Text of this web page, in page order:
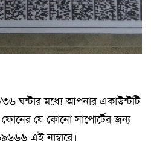
ঘন্টার মধ্যে আপনার একাউন্টটি
যে কোনো সাপোর্টের জন্য
এই নাম্বারে।